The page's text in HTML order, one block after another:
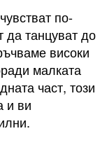
по-
да танцуват до
високи
малката
част, този
и ви